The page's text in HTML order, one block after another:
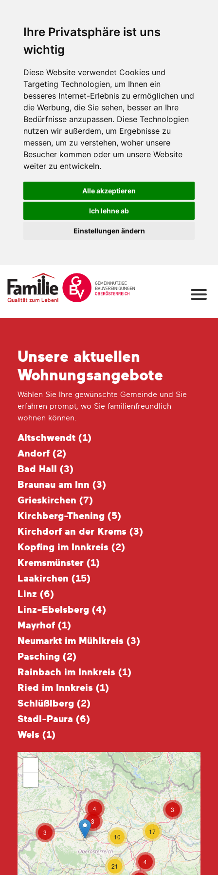
Ihre Privatsphäre ist uns
wichtig
Diese Website verwendet Cookies und
Targeting Technologien, um Ihnen ein
besseres Internet-Erlebnis zu ermöglichen und
die Werbung, die Sie sehen, besser an Ihre
Bedürfnisse anzupassen. Diese Technologien
nutzen wir außerdem, um Ergebnisse zu
messen, um zu verstehen, woher unsere
Besucher kommen oder um unsere Website
weiter zu entwickeln.
Alle akzeptieren
Ich lehne ab
Einstellungen ändern
Unsere aktuellen
Wohnungs­angebote
Wählen Sie Ihre gewünschte Gemeinde und Sie
erfahren prompt, wo Sie familienfreundlich
wohnen können.
Altschwendt (1)
Andorf (2)
Bad Hall (3)
Braunau am Inn (3)
Grieskirchen (7)
Kirchberg-Thening (5)
Kirchdorf an der Krems (3)
Kopfing im Innkreis (2)
Kremsmünster (1)
Laakirchen (15)
Linz (6)
Linz-Ebelsberg (4)
Mayrhof (1)
Neumarkt im Mühlkreis (3)
Pasching (2)
Rainbach im Innkreis (1)
Ried im Innkreis (1)
Schlüßlberg (2)
Stadl-Paura (6)
Wels (1)
3
3
21
10
4
3
4
17